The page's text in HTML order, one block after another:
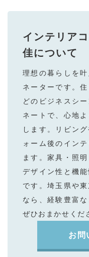
例
に
つ
い
て
インテリア
佳について
理想の暮らしを
ネーターです。
どのビジネスシ
ネートで、⼼地
します。リビン
ォーム後のイン
ます。家具・照
デザイン性と機
です。埼⽟県や
なら、経験豊富
ぜひおまかせくだ
お問